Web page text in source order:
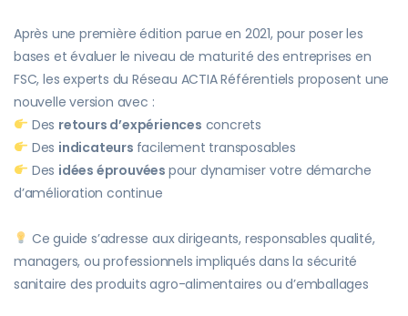
Après une première édition parue en 2021, pour poser les
bases et évaluer le niveau de maturité des entreprises en
FSC, les experts du Réseau ACTIA Référentiels proposent une
nouvelle version avec :
Des retours d’expériences concrets
Des indicateurs facilement transposables
Des idées éprouvées pour dynamiser votre démarche
d’amélioration continue
Ce guide s’adresse aux dirigeants, responsables qualité,
managers, ou professionnels impliqués dans la sécurité
sanitaire des produits agro-alimentaires ou d’emballages